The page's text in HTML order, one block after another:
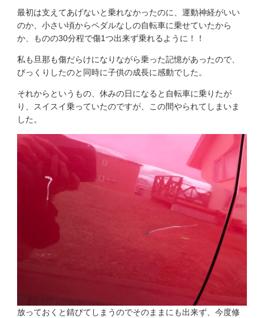
最初は支えてあげないと乗れなかったのに、運動神経がいい
のか、小さい頃からペダルなしの自転車に乗せていたから
か、ものの30分程で傷1つ出来ず乗れるように！！
私も旦那も傷だらけになりながら乗った記憶があったので、
びっくりしたのと同時に子供の成長に感動でした。
それからというもの、休みの日になると自転車に乗りたが
り、スイスイ乗っていたのですが、この間やられてしまいま
した。
放っておくと錆びてしまうのでそのままにも出来ず、今度修